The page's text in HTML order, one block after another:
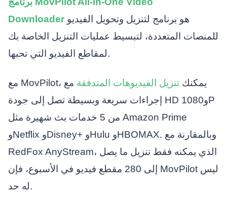
Downloaderهو برنامج لتنزيل وتحويل الفيديو
للمنصات المتعددة، لتبسيط عمليات التنزيل الخاصة بك
لمقاطع الفيديو التي تحبها.
مع MovPilot، يمكنكتنزيل الفيديوهات المتدفقة مع
إجراءات سريعة وبسيطة تصل إلى جودة HD و1080P
من 5 خدمات بث شهيرة مثل Amazon Prime
وNetflix وDisney+ وHulu وHBOMAX. وبالمقارنة مع
RedFox AnyStream، الذي يمكنه فقط تنزيل ما يصل
إلى 280 مقطع فيديو في الأسبوع، فإن MovPilot ليس
له حد.